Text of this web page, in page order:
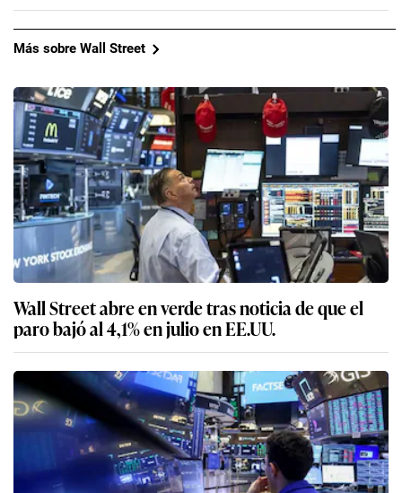
Más sobre Wall Street
Wall Street abre en verde tras noticia de que el
paro bajó al 4,1% en julio en EE.UU.